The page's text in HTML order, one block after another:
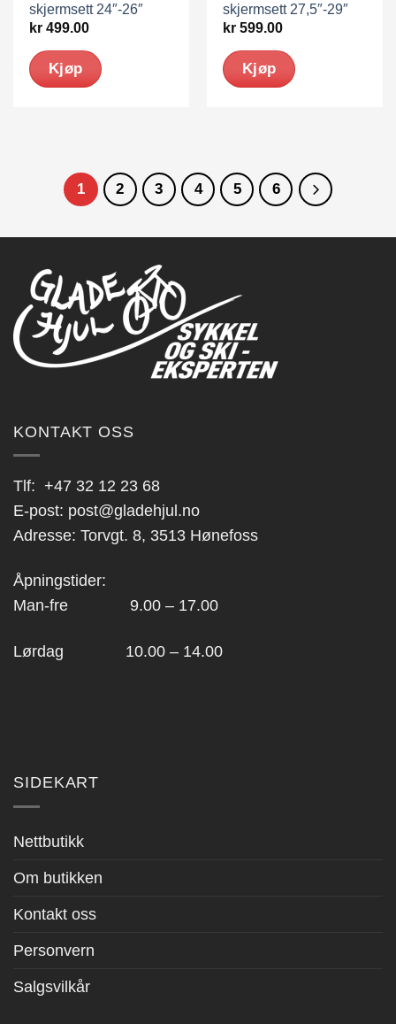
skjermsett 24″-26″
kr 499.00
Kjøp
skjermsett 27,5″-29″
kr 599.00
Kjøp
1 2 3 4 5 6
KONTAKT OSS
Tlf: +47 32 12 23 68
E-post: post@gladehjul.no
Adresse: Torvgt. 8, 3513 Hønefoss
Åpningstider:
Man-fre 9.00 – 17.00
Lørdag 10.00 – 14.00
SIDEKART
Nettbutikk
Om butikken
Kontakt oss
Personvern
Salgsvilkår